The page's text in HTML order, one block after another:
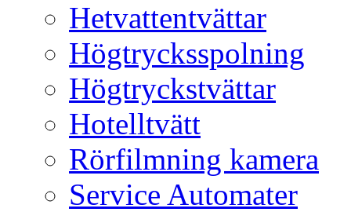
Hetvattentvättar
Högtrycksspolning
Högtryckstvättar
Hotelltvätt
Rörfilmning kamera
Service Automater